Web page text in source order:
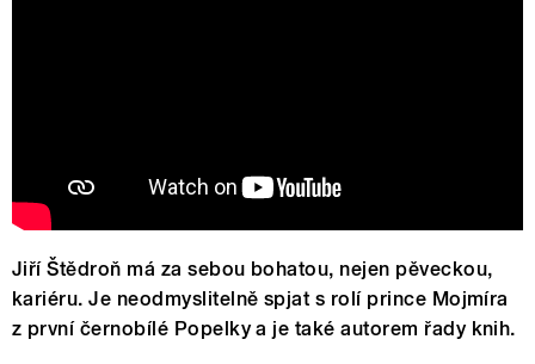
Jiří Štědroň má za sebou bohatou, nejen pěveckou,
kariéru. Je neodmyslitelně spjat s rolí prince Mojmíra
z první černobílé Popelky a je také autorem řady knih.